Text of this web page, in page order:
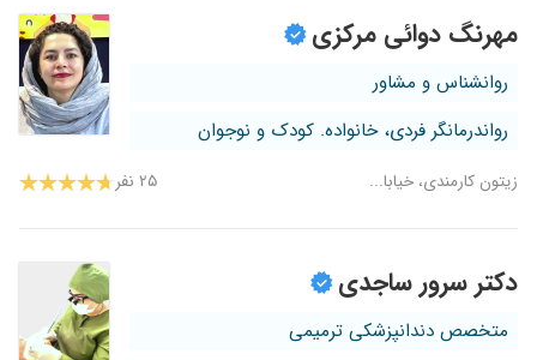
مهرنگ دوائی مرکزی
روانشناس و مشاور
رواندرمانگر فردی، خانواده. کودک و نوجوان
زیتون کارمندی، خیابا... ۲۵ نفر
دکتر سرور ساجدی
متخصص دندانپزشکی ترمیمی